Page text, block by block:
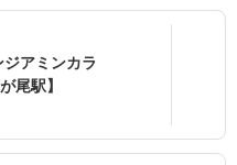
ジアミンカラ
尾駅】